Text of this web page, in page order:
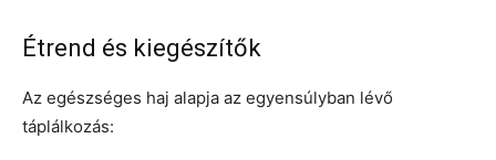
Étrend és kiegészítők
Az egészséges haj alapja az egyensúlyban lévő
táplálkozás: